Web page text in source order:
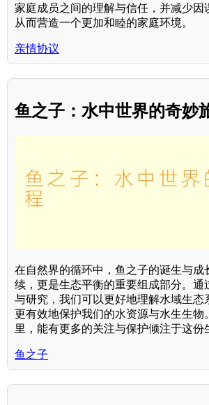
家庭成员之间的理解与信任，并减少因
从而营造一个更加和睦的家庭环境。
亲情协议
鱼之子：水中世界的奇妙
在自然界的循环中，鱼之子的诞生与成
续，更是生态平衡的重要组成部分。通
与研究，我们可以更好地理解水域生态
更有效地保护我们的水资源与水生生物
里，能有更多的关注与保护倾注于这份
鱼之子